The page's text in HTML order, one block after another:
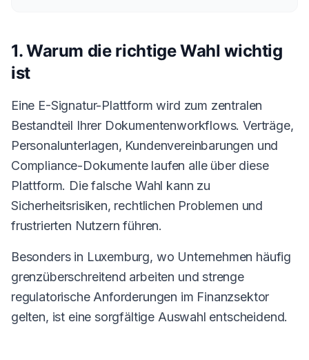
1. Warum die richtige Wahl wichtig
ist
Eine E-Signatur-Plattform wird zum zentralen
Bestandteil Ihrer Dokumentenworkflows. Verträge,
Personalunterlagen, Kundenvereinbarungen und
Compliance-Dokumente laufen alle über diese
Plattform. Die falsche Wahl kann zu
Sicherheitsrisiken, rechtlichen Problemen und
frustrierten Nutzern führen.
Besonders in Luxemburg, wo Unternehmen häufig
grenzüberschreitend arbeiten und strenge
regulatorische Anforderungen im Finanzsektor
gelten, ist eine sorgfältige Auswahl entscheidend.